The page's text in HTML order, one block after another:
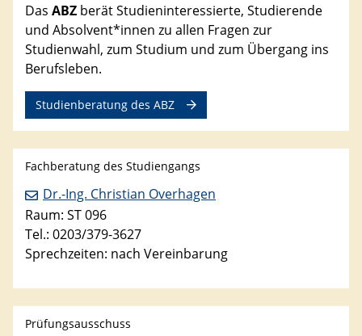
Das ABZ berät Studieninteressierte, Studierende
und Absolvent*innen zu allen Fragen zur
Studienwahl, zum Studium und zum Übergang ins
Berufsleben.
Studienberatung des ABZ
Fachberatung des Studiengangs
Dr.-Ing. Christian Overhagen
Raum: ST 096
Tel.: 0203/379-3627
Sprechzeiten: nach Vereinbarung
Prüfungsausschuss